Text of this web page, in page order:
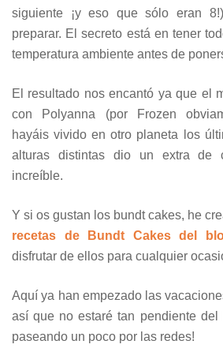
siguiente ¡y eso que sólo eran
preparar. El secreto está en tener
temperatura ambiente antes de
El resultado nos encantó ya que el
con Polyanna (por Frozen
hayáis vivido en otro planeta los
alturas distintas dio un extra de
increíble.
Y si os gustan los bundt cakes, he
recetas de Bundt Cakes del
disfrutar de ellos para cualquier
Aquí ya han empezado las
así que no estaré tan pendiente del
paseando un poco por las redes!